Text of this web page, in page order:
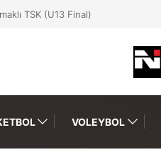
TSK (U13 Final)
VOLEYBOL